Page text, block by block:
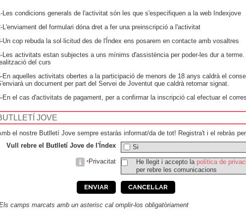
Les condicions generals de l'activitat són les que s'especifiquen a la web Indexjove
L'enviament del formulari dóna dret a fer una preinscripció a l'activitat
Un cop rebuda la sol·licitud des de l'Índex ens posarem en contacte amb vosaltres
Les activitats estan subjectes a uns mínims d'assistència per poder-les dur a
del curs
En aquelles activitats obertes a la participació de menors de 18 anys caldrà el
un document per part del Servei de Joventut que caldrà retornar signat.
En el cas d'activitats de pagament, per a confirmar la inscripció cal efectuar el
JOVE
el nostre Butlletí Jove sempre estaràs informat/da de tot! Registra't i el rebràs per
Vull rebre el Butlletí Jove de l'Índex
Si
*Privacitat He llegit i accepto la política de
per rebre les comunicacions
camps marcats amb un asterisc cal omplir-los obligatòriament